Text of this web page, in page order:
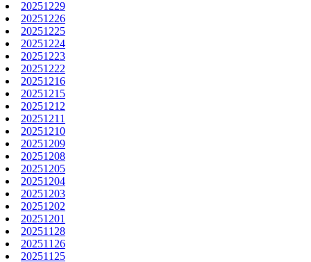
20251229
20251226
20251225
20251224
20251223
20251222
20251216
20251215
20251212
20251211
20251210
20251209
20251208
20251205
20251204
20251203
20251202
20251201
20251128
20251126
20251125